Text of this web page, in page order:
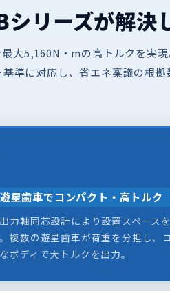
シリーズが解決
大5,160N・mの高トルクを実
準に対応し、省エネ稟議の根拠
遊星歯車でコンパクト・高トルク
力軸同芯設計により設置スペース
複数の遊星歯車が荷重を分担し、
ボディで大トルクを出力。